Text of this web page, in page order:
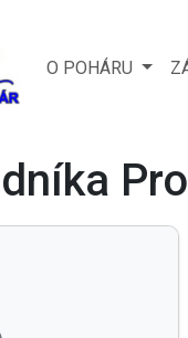
O POHÁRU